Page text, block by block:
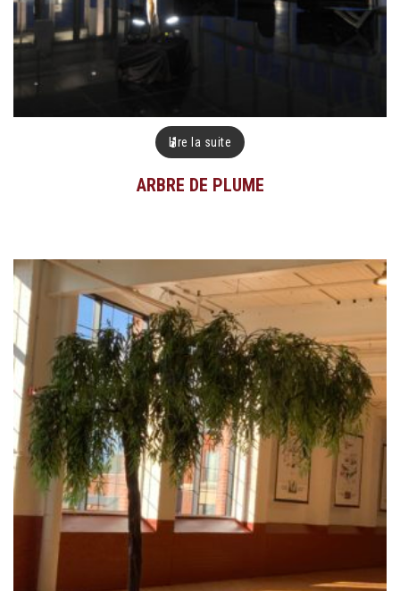
Lire la suite
ARBRE DE PLUME